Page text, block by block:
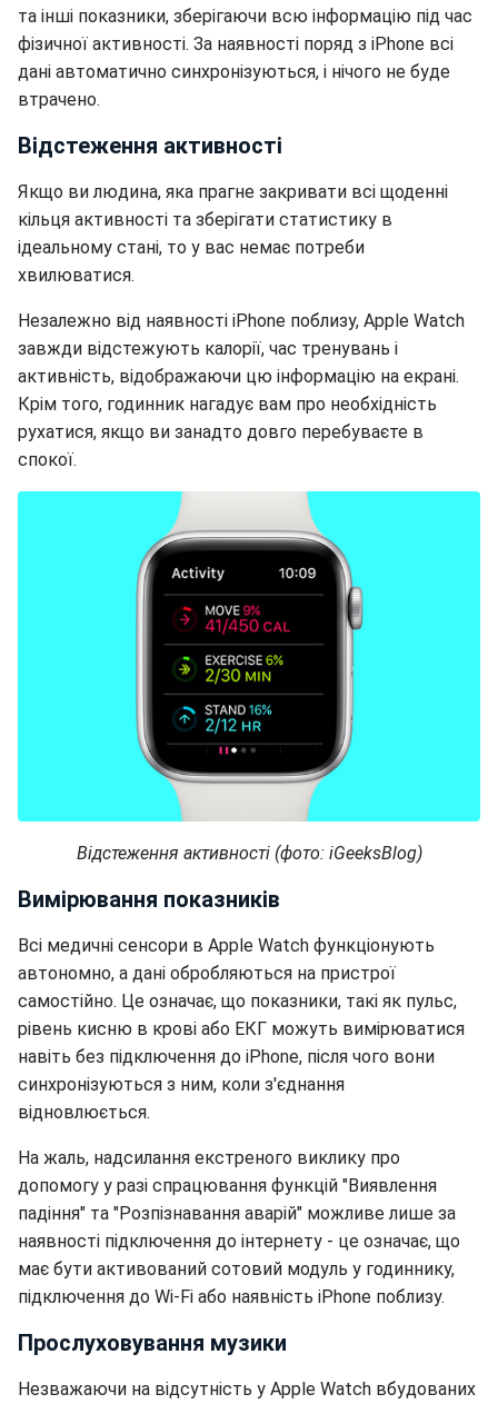
та інші показники, зберігаючи всю інформацію під час
фізичної активності. За наявності поряд з iPhone всі
дані автоматично синхронізуються, і нічого не буде
втрачено.
Відстеження активності
Якщо ви людина, яка прагне закривати всі щоденні
кільця активності та зберігати статистику в
ідеальному стані, то у вас немає потреби
хвилюватися.
Незалежно від наявності iPhone поблизу, Apple Watch
завжди відстежують калорії, час тренувань і
активність, відображаючи цю інформацію на екрані.
Крім того, годинник нагадує вам про необхідність
рухатися, якщо ви занадто довго перебуваєте в
спокої.
Відстеження активності (фото: iGeeksBlog)
Вимірювання показників
Всі медичні сенсори в Apple Watch функціонують
автономно, а дані обробляються на пристрої
самостійно. Це означає, що показники, такі як пульс,
рівень кисню в крові або ЕКГ можуть вимірюватися
навіть без підключення до iPhone, після чого вони
синхронізуються з ним, коли з'єднання
відновлюється.
На жаль, надсилання екстреного виклику про
допомогу у разі спрацювання функцій "Виявлення
падіння" та "Розпізнавання аварій" можливе лише за
наявності підключення до інтернету - це означає, що
має бути активований сотовий модуль у годиннику,
підключення до Wi-Fi або наявність iPhone поблизу.
Прослуховування музики
Незважаючи на відсутність у Apple Watch вбудованих